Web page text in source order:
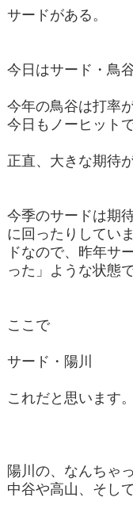
サードがある。
今日はサード・鳥
今年の鳥谷は打率
今日もノーヒットで
正直、大きな期待
今季のサードは期
に回ったりしてい
ドなので、昨年サ
った」ような状態で
ここで
サード・陽川
これだと思います。
陽川の、なんちゃ
中谷や高山、そし